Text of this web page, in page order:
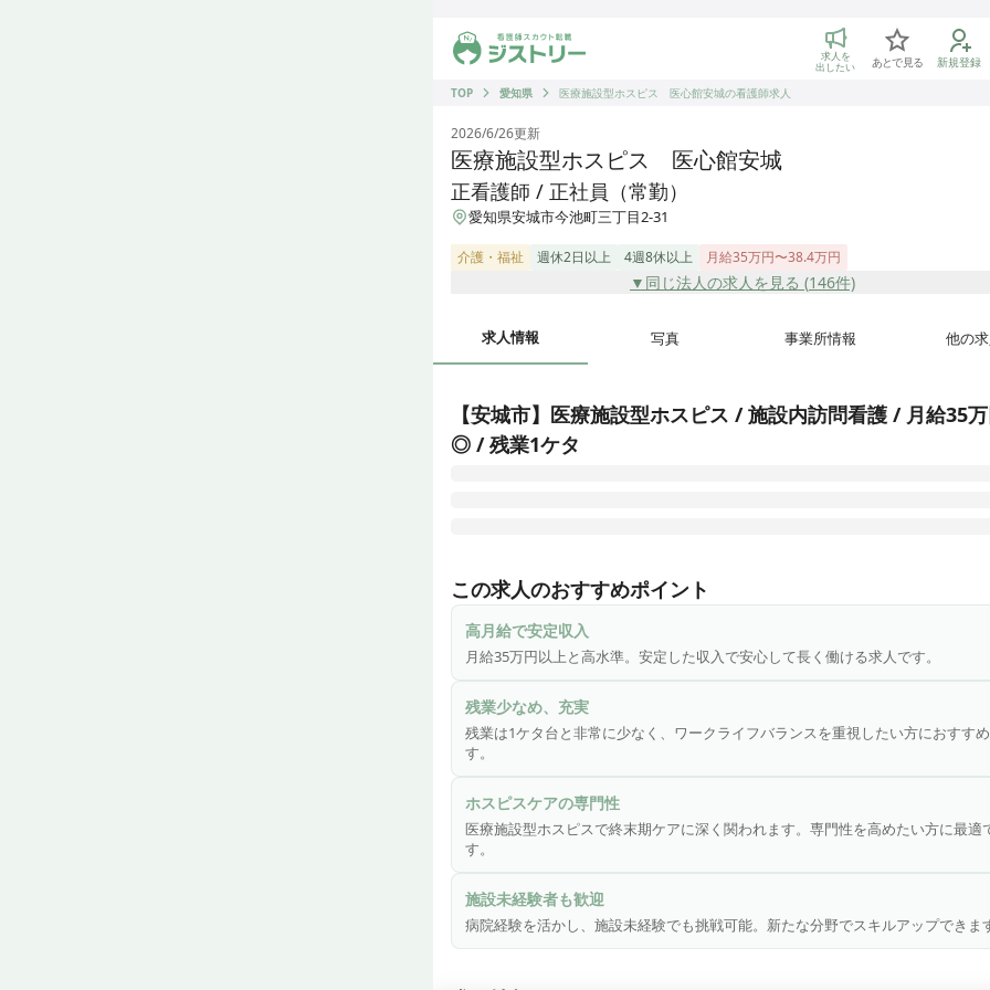
ジストリー 看護師の転職マッチング
求人を
出したい あとで見る 新規登録
TOP
愛知県 医療施設型ホスピス 医心館安城の看護師求人
2026/6/26更新
医療施設型ホスピス 医心館安城
正看護師 / 正社員（常勤）
愛知県安城市今池町三丁目2-31
介護・福祉 週休2日以上 4週8休以上 月給35万円〜38.4万円
▼同じ法人の求人を見る (146件)
求人情報 写真 事業所情報 他の求
【安城市】医療施設型ホスピス / 施設内訪問看護 / 月給35
◎ / 残業1ケタ
れし、大切な時間を穏やかに過ごしていただくための、安らぎの療養の
す。医療施設型ホスピスとして皆様からのニーズにお応えし、療養環境
間格差の是正に貢献するため、全国各地で医心館を展開しています。
終末期のがんや神経変性疾患を患う方、人工呼吸器を使用している方、
喀痰吸引が必要な方――などの医療依存度が高い方々。そうした方々に
て療養生活を送っていただくため、充実の人員体制を整えています。
◎こんな方にピッタリ！！
・緩和ケアやホスピスに興味がある方
・病院での経験を活かし、新たな分野にチャレンジしたい方
・施設未経験だけど働いてみたい方
この求人のおすすめポイント
高月給で安定収入
月給35万円以上と高水準。安定した収入で安心して長く働ける求人です。
残業少なめ、充実
残業は1ケタ台と非常に少なく、ワークライフバランスを重視したい方におすす
す。
ホスピスケアの専門性
医療施設型ホスピスで終末期ケアに深く関われます。専門性を高めたい方に最適
す。
施設未経験者も歓迎
病院経験を活かし、施設未経験でも挑戦可能。新たな分野でスキルアップできま